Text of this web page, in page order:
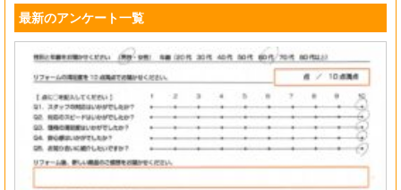
最新のアンケート一覧